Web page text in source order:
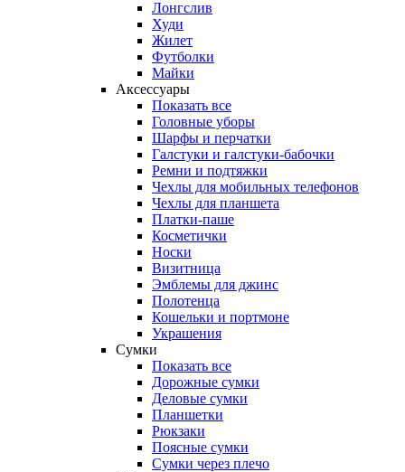
Лонгслив
Худи
Жилет
Футболки
Майки
Аксессуары
Показать все
Головные уборы
Шарфы и перчатки
Галстуки и галстуки-бабочки
Ремни и подтяжки
Чехлы для мобильных телефонов
Чехлы для планшета
Платки-паше
Косметички
Носки
Визитница
Эмблемы для джинс
Полотенца
Кошельки и портмоне
Украшения
Сумки
Показать все
Дорожные сумки
Деловые сумки
Планшетки
Рюкзаки
Поясные сумки
Сумки через плечо